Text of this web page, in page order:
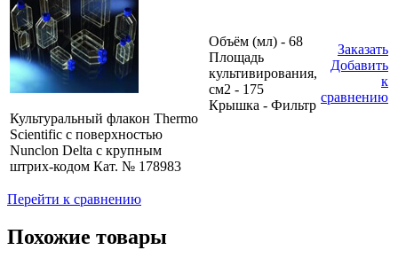
Культуральный флакон Thermo
Scientific с поверхностью
Nunclon Delta с крупным
штрих-кодом Кат. № 178983
Объём (мл) - 68
Площадь
культивирования,
см2 - 175
Крышка - Фильтр
Заказать
Добавить
к
сравнению
Перейти к сравнению
Похожие товары